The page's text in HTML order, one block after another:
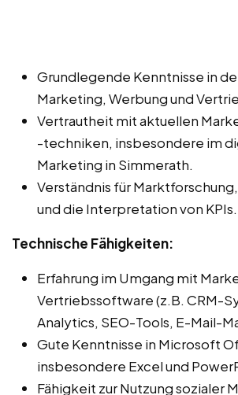
Grundlegende Kenntnisse in
Marketing, Werbung und
Vertrautheit mit aktuellen
-techniken, insbesondere im
Marketing in Simmerath.
Verständnis für
und die Interpretation von KPIs.
Technische Fähigkeiten:
Erfahrung im Umgang mit
Vertriebssoftware (z.B. CRM-
Analytics, SEO-Tools, E-Mail-
Gute Kenntnisse in Microsoft
insbesondere Excel und
Fähigkeit zur Nutzung sozialer